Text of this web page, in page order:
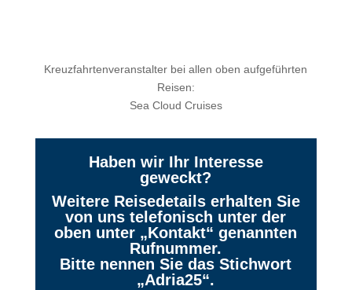
Kreuzfahrtenveranstalter bei allen oben aufgeführten
Reisen:
Sea Cloud Cruises
Haben wir Ihr Interesse
geweckt?
Weitere Reisedetails erhalten Sie
von uns telefonisch unter der
oben unter „Kontakt“ genannten
Rufnummer.
Bitte nennen Sie das Stichwort
„Adria25“.